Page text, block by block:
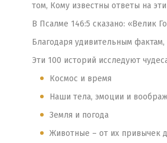
том, Кому известны ответы на
В Псалме 146:5 сказано: «Велик
Благодаря удивительным
Эти 100 историй исследуют
Космос и время
Наши тела, эмоции и
Земля и погода
Животные – от их привычек